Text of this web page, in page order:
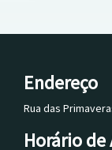
Endereço
Rua das
Horário